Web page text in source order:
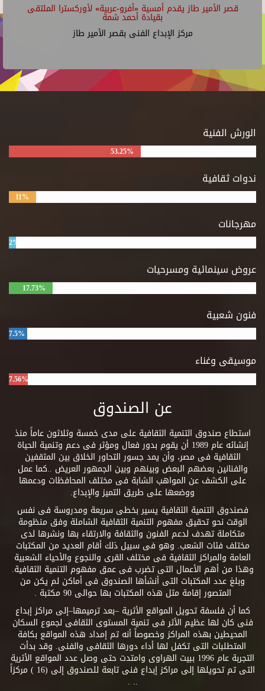
قصر الأمير طاز يقدم أمسية «أفرو-عربية» لأوركسترا الملتقى
بقيادة أحمد شمة
مركز الإبداع الفنى بقصر الأمير طاز
الورش الفنية
53.25%
ندوات ثقافية
11%
مهرجانات
2%
عروض سينمائية ومسرحيات
17.73%
فنون شعبية
7.5%
موسيقى وغناء
7.56%
عن الصندوق
استطاع صندوق التنمية الثقافية على مدى خمسة وثلاثون عاماً منذ
إنشائه عام 1989 أن يقوم بدور فعال ومؤثر فى دعم وتنمية الحياة
الثقافية فى مصر، وأن يمد جسور التحاور الخلاق بين المثقفين
والفنانين بعضهم البعض وبينهم وبين الجمهور العريض ..كما عمل
على الكشف عن المواهب الشابة فى مختلف المحافظات ودعمها
ووضعها على طريق التميز والإبداع.
فصندوق التنمية الثقافية يسير بخطى سريعة ومدروسة فى نفس
الوقت نحو تحقيق مفهوم التنمية الثقافية الشاملة وفق منظومة
متكاملة تهدف لدعم الفنون والثقافة والارتقاء بها ونشرها لدى
مختلف فئات الشعب. وهو فى سبيل ذلك أقام العديد من المكتبات
العامة والمراكز الثقافية فى مختلف القرى والنجوع والأحياء الشعبية
وهذا من أهم الأعمال التى تضرب فى عمق مفهوم التنمية الثقافية.
وبلغ عدد المكتبات التى أنشأها الصندوق فى أماكن لم يكن من
المتصور إقامة مثل هذه المكتبات بها حوالى 90 مكتبة .
كما أن فلسفة تحويل المواقع الأثرية –بعد ترميمها–إلى مراكز إبداع
فنى كان لها عظيم الأثر فى تنمية المستوى الثقافى لجموع السكان
المحيطين بهذه المراكز وخصوصاً أنه تم إمداد هذه المواقع بكافة
المتطلبات التى تكفل لها أداء دورها الثقافى والفنى. وقد بدأت
التجربة عام 1996 ببيت الهراوى وامتدت حتى وصل عدد المواقع الأثرية
التى تم تحويلها إلى مراكز إبداع فنى تابعة للصندوق إلى (16 ) مركزاً
.. .